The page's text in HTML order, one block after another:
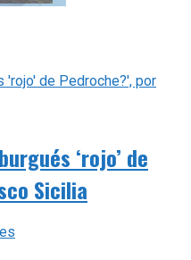
‘rojo’ de
Sicilia